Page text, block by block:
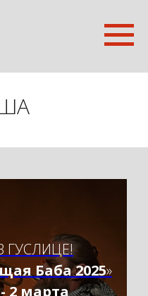
ГУСЛИЦЕ!
Баба 2025»
2 марта